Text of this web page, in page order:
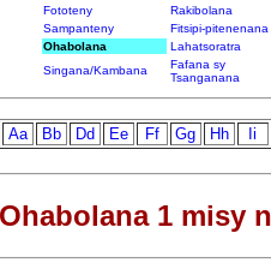
Fototeny
Rakibolana
Sampanteny
Fitsipi-pitenenana
Ohabolana
Lahatsoratra
Singana/Kambana
Fafana sy
Tsanganana
Aa Bb Dd Ee Ff Gg Hh Ii
Ohabolana 1 misy